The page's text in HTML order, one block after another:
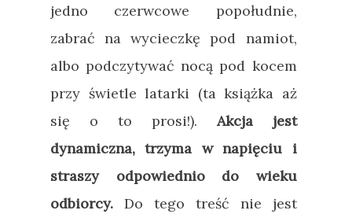
jedno czerwcowe popołudnie,
zabrać na wycieczkę pod namiot,
albo podczytywać nocą pod kocem
przy świetle latarki (ta książka aż
się o to prosi!). Akcja jest
dynamiczna, trzyma w napięciu i
straszy odpowiednio do wieku
odbiorcy. Do tego treść nie jest